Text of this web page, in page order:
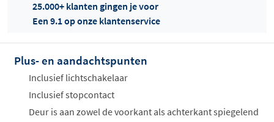
Offertes
ophalen...
25.000+ klanten gingen je voor
Een 9.1 op onze klantenservice
Plus- en aandachtspunten
Inclusief lichtschakelaar
Inclusief stopcontact
Deur is aan zowel de voorkant als achterkant spiegelend